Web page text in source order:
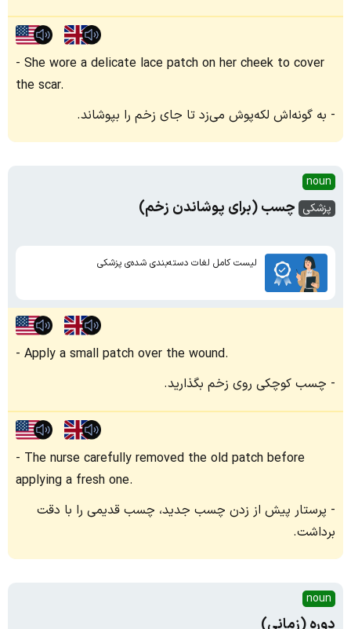
She wore a delicate lace patch on her cheek to cover
the scar.
به گونه‌اش لکه‌پوش می‌زد تا جای زخم را بپوشاند.
noun
پزشکی چسب (برای پوشاندن زخم)
لیست کامل لغات دسته‌بندی شده‌ی پزشکی
Apply a small patch over the wound.
چسب کوچکی روی زخم بگذارید.
The nurse carefully removed the old patch before
applying a fresh one.
پرستار پیش از زدن چسب جدید، چسب قدیمی را با دقت
برداشت.
noun
دوره (زمانی)